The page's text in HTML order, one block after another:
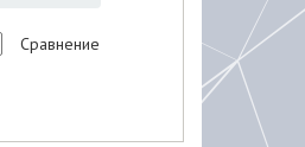
Сравнение